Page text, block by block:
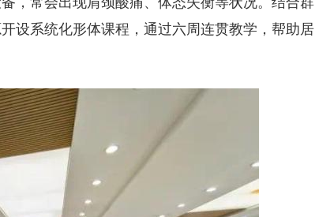
设系统化形体课程，通过六周连贯教学，帮助居